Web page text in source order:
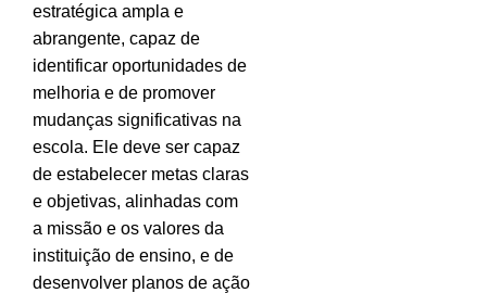
estratégica ampla e
abrangente, capaz de
identificar oportunidades de
melhoria e de promover
mudanças significativas na
escola. Ele deve ser capaz
de estabelecer metas claras
e objetivas, alinhadas com
a missão e os valores da
instituição de ensino, e de
desenvolver planos de ação